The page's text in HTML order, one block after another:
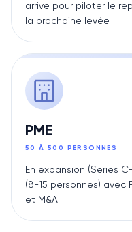
arrive pour piloter le
la prochaine levée.
PME
50 À 500 PERSONNES
En expansion (Series
(8-15 personnes) avec
et M&A.